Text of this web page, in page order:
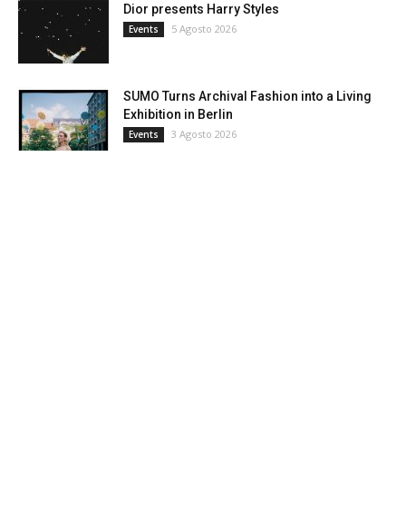
Dior presents Harry Styles
Events 5 Agosto 2026
SUMO Turns Archival Fashion into a Living
Exhibition in Berlin
Events 3 Agosto 2026